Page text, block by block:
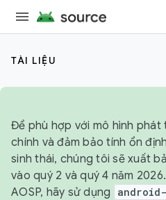
TÀI LIỆU
Để phù hợp với mô hình phát
chính và đảm bảo tính ổn
sinh thái, chúng tôi sẽ xuất
vào quý 2 và quý 4 năm
AOSP, hãy sử dụng